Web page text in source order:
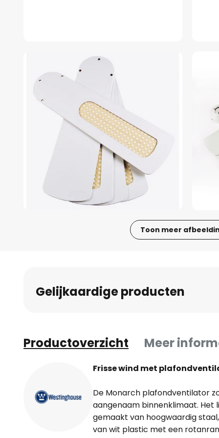
Toon meer
vanGelijkaardige producten
Productoverzicht Meer
Frisse wind met
De Monarch plafondventilator
aangenaam binnenklimaat. Het
gemaakt van hoogwaardig
van wit plastic met een